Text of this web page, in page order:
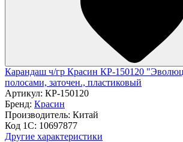
Карандаш ч/гр Красин КР-150120
полосами, заточен., пластиковый
Артикул: КР-150120
Бренд: Красин
Производитель: Китай
Код 1С: 10697877
Другие характеристики